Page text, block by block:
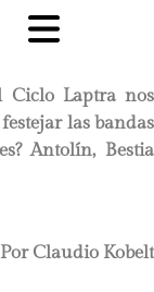
Ciclo Laptra nos
las bandas
Antolín, Bestia
Por Claudio Kobelt